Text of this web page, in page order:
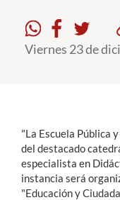
Académicos
English
Viernes 23 de
"La Escuela Pública
del destacado
especialista en
instancia será
"Educación y